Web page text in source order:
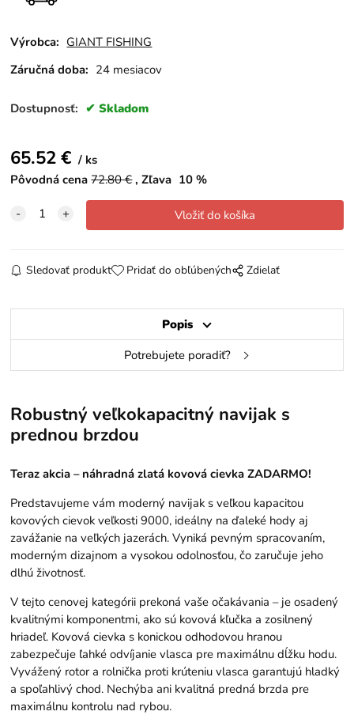
Výrobca: GIANT FISHING
Záručná doba: 24 mesiacov
Dostupnosť: Skladom
65.52€
ks
Pôvodná cena 72.80€ Zľava 10 %
Sledovať produkt Pridať do obľúbených Zdielať
Popis
Potrebujete poradiť?
Robustný veľkokapacitný navijak s
prednou brzdou
Teraz akcia – náhradná zlatá kovová cievka ZADARMO!
Predstavujeme vám moderný navijak s veľkou kapacitou
kovových cievok veľkosti 9000, ideálny na ďaleké hody aj
zavážanie na veľkých jazerách. Vyniká pevným spracovaním,
moderným dizajnom a vysokou odolnosťou, čo zaručuje jeho
dlhú životnosť.
V tejto cenovej kategórii prekoná vaše očakávania – je osadený
kvalitnými komponentmi, ako sú kovová kľučka a zosilnený
hriadeľ. Kovová cievka s konickou odhodovou hranou
zabezpečuje ľahké odvíjanie vlasca pre maximálnu dĺžku hodu.
Vyvážený rotor a rolnička proti krúteniu vlasca garantujú hladký
a spoľahlivý chod. Nechýba ani kvalitná predná brzda pre
maximálnu kontrolu nad rybou.